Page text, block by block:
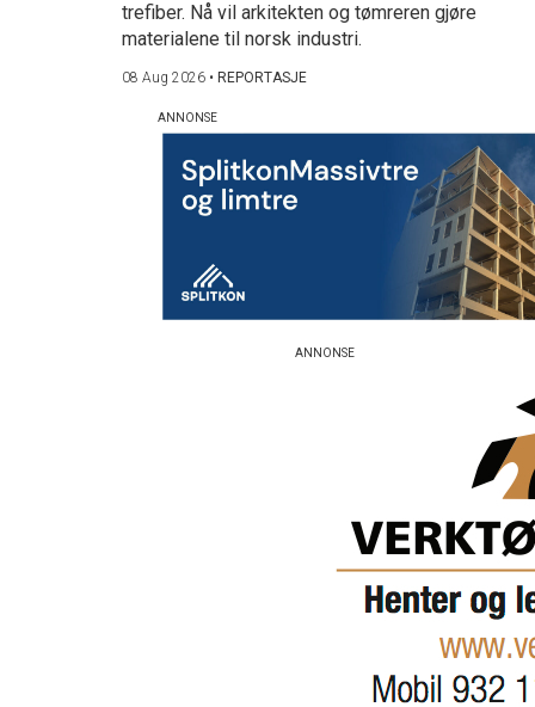
trefiber. Nå vil arkitekten og tømreren gjøre
materialene til norsk industri.
08 Aug 2026 • REPORTASJE